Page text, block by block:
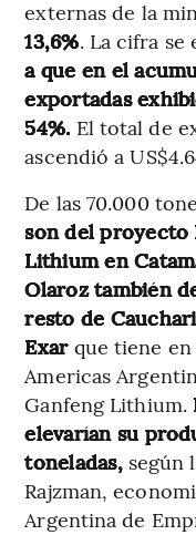
externas de la
13,6%. La cifra
a que en el
exportadas
54%. El total de
ascendió a
De las 70.000
son del proyecto
Lithium en
Olaroz también
resto de
Exar que tiene
Americas
Ganfeng Lithium.
elevarían su
toneladas,según
Rajzman,
Argentina de